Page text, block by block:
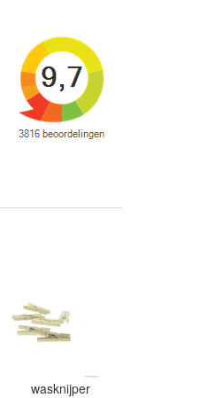
en snelgeleverd
wasknijper